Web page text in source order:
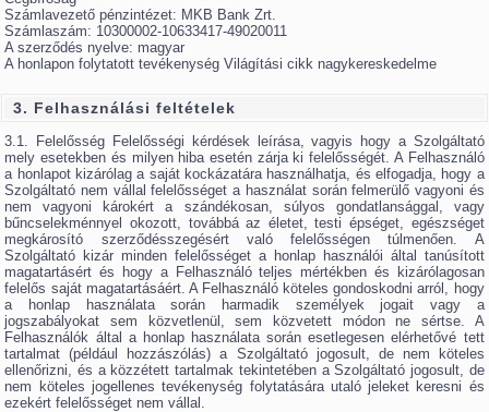
Számlavezető pénzintézet: MKB Bank Zrt.
Számlaszám: 10300002-10633417-49020011
A szerződés nyelve: magyar
A honlapon folytatott tevékenység Világítási cikk nagykereskedelme
3. Felhasználási feltételek
3.1. Felelősség Felelősségi kérdések leírása, vagyis hogy a Szolgáltató
mely esetekben és milyen hiba esetén zárja ki felelősségét. A Felhasználó
a honlapot kizárólag a saját kockázatára használhatja, és elfogadja, hogy a
Szolgáltató nem vállal felelősséget a használat során felmerülő vagyoni és
nem vagyoni károkért a szándékosan, súlyos gondatlansággal, vagy
bűncselekménnyel okozott, továbbá az életet, testi épséget, egészséget
megkárosító szerződésszegésért való felelősségen túlmenően. A
Szolgáltató kizár minden felelősséget a honlap használói által tanúsított
magatartásért és hogy a Felhasználó teljes mértékben és kizárólagosan
felelős saját magatartásáért. A Felhasználó köteles gondoskodni arról, hogy
a honlap használata során harmadik személyek jogait vagy a
jogszabályokat sem közvetlenül, sem közvetett módon ne sértse. A
Felhasználók által a honlap használata során esetlegesen elérhetővé tett
tartalmat (például hozzászólás) a Szolgáltató jogosult, de nem köteles
ellenőrizni, és a közzétett tartalmak tekintetében a Szolgáltató jogosult, de
nem köteles jogellenes tevékenység folytatására utaló jeleket keresni és
ezekért felelősséget nem vállal.